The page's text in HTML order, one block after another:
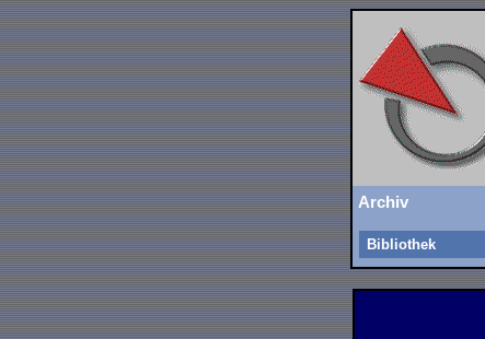
Archiv
Bibliothek